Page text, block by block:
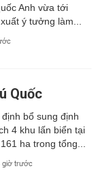
năm mới
Anh vừa tới
ý tưởng làm...
Quốc
bổ sung định
4 khu lấn biển tại
ha trong tổng...
giờ trước